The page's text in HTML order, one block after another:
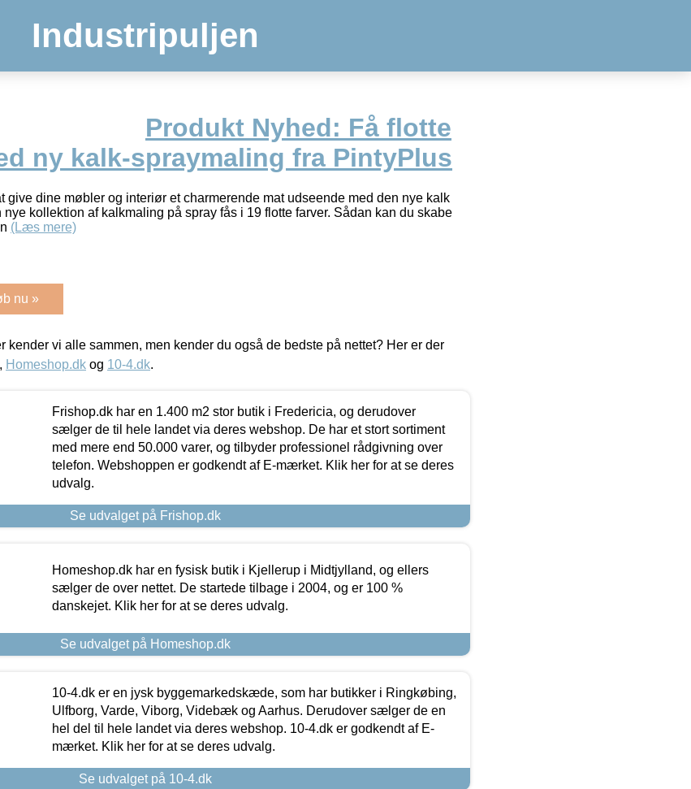
Industripuljen
Produkt Nyhed: Få flotte
ny kalk-spraymaling fra PintyPlus
give dine møbler og interiør et charmerende mat udseende med den nye kalk
kollektion af kalkmaling på spray fås i 19 flotte farver. Sådan kan du skabe
(Læs mere)
nu »
vi alle sammen, men kender du også de bedste på nettet? Her er der
, Homeshop.dk og 10-4.dk.
Frishop.dk har en 1.400 m2 stor butik i Fredericia, og derudover
sælger de til hele landet via deres webshop. De har et stort sortiment
med mere end 50.000 varer, og tilbyder professionel rådgivning over
telefon. Webshoppen er godkendt af E-mærket. Klik her for at se deres
udvalg.
Se udvalget på Frishop.dk
Homeshop.dk har en fysisk butik i Kjellerup i Midtjylland, og ellers
sælger de over nettet. De startede tilbage i 2004, og er 100 %
danskejet. Klik her for at se deres udvalg.
Se udvalget på Homeshop.dk
10-4.dk er en jysk byggemarkedskæde, som har butikker i Ringkøbing,
Ulfborg, Varde, Viborg, Videbæk og Aarhus. Derudover sælger de en
hel del til hele landet via deres webshop. 10-4.dk er godkendt af E-
mærket. Klik her for at se deres udvalg.
Se udvalget på 10-4.dk